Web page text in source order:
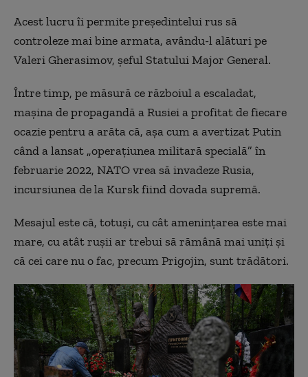
Acest lucru îi permite președintelui rus să
controleze mai bine armata, avându-l alături pe
Valeri Gherasimov, șeful Statului Major General.
Între timp, pe măsură ce războiul a escaladat,
mașina de propagandă a Rusiei a profitat de fiecare
ocazie pentru a arăta că, așa cum a avertizat Putin
când a lansat „operațiunea militară specială” în
februarie 2022, NATO vrea să invadeze Rusia,
incursiunea de la Kursk fiind dovada supremă.
Mesajul este că, totuși, cu cât amenințarea este mai
mare, cu atât rușii ar trebui să rămână mai uniți și
că cei care nu o fac, precum Prigojin, sunt trădători.